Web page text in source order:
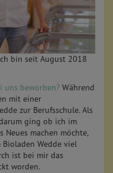
bin seit August 2018
uns beworben? Während
mit einer
zur Berufsschule. Als
ging ob ich im
machen möchte,
Wedde viel
ist bei mir das
worden.